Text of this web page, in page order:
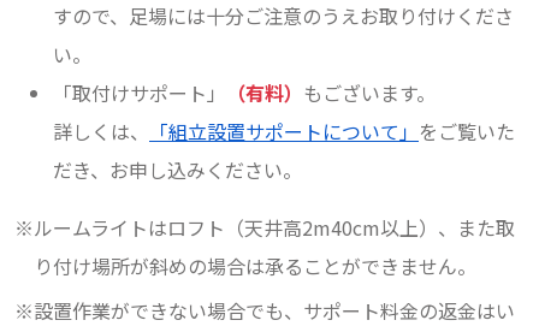
すので、足場には十分ご注意のうえお取り付けくださ
い。
「取付けサポート」
（有料） もございます。
詳しくは、
「組立設置サポートについて」 をご覧いた
だき、お申し込みください。
ルームライトはロフト（天井高2m40cm以上）、また取
り付け場所が斜めの場合は承ることができません。
設置作業ができない場合でも、サポート料金の返金はい